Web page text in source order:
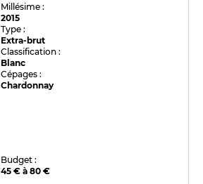
Millésime :
2015
Type :
Extra-brut
Classification :
Blanc
Cépages :
Chardonnay
Budget :
45 € à 80 €